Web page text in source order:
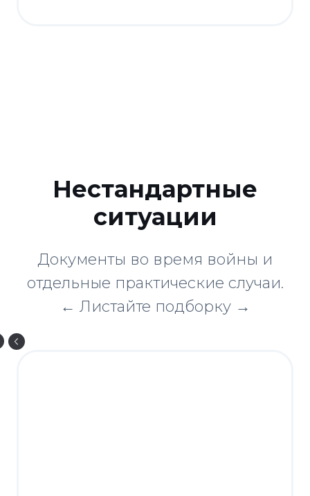
Нестандартные
ситуации
Документы во время войны и
отдельные практические случаи.
← Листайте подборку →